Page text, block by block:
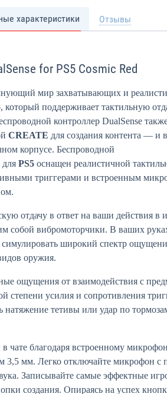
характеристики Отзывы
for PS5 Cosmic Red
мир захватывающих и
, который поддерживает тактильную
контроллер DualSense
CREATE для создания контента — и
корпусе. Беспроводной
для PS5 оснащен реалистичной
триггерами и встроенным
отдачу в ответ на ваши действия в
собой вибромоторчики. В ваших
симулировать широкий спектр
оружия.
ощущения от взаимодействия с
степени усилия и сопротивления
натяжение тетивы или удар по
чате благодаря встроенному
3,5 мм. Легко отключайте микрофон
Записывайте самые эффектные
создания. Опираясь на успех